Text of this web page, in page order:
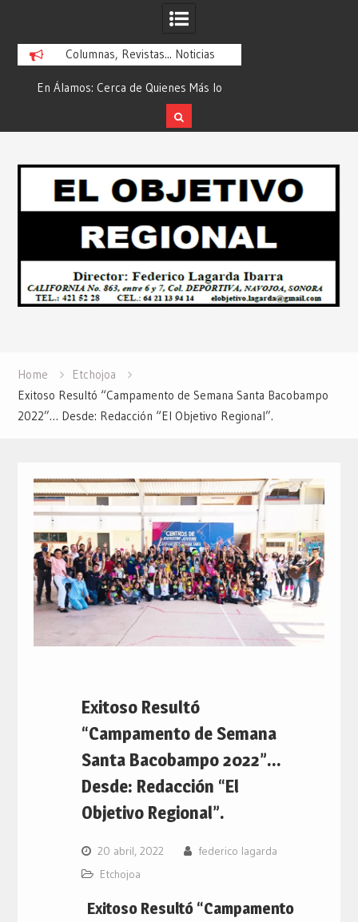
Columnas, Revistas... Noticias
En Álamos: Cerca de Quienes Más lo
Necesitan… Desde: Redacción “El
Objetivo Regional”.
ATTITUDE de
Home
Etchojoa
Exitoso Resultó “Campamento de Semana Santa Bacobampo
2022”… Desde: Redacción “El Objetivo Regional”.
Exitoso Resultó
“Campamento de Semana
Santa Bacobampo 2022”…
Desde: Redacción “El
Objetivo Regional”.
20 abril, 2022
federico lagarda
Etchojoa
Exitoso Resultó “Campamento